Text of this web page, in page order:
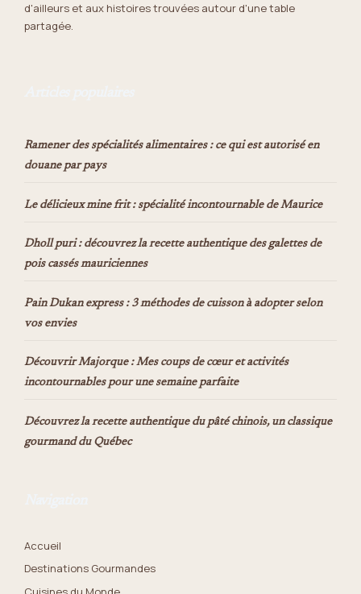
d'ailleurs et aux histoires trouvées autour d'une table
partagée.
Ramener des spécialités alimentaires : ce qui est autorisé en
douane par pays
Le délicieux mine frit : spécialité incontournable de Maurice
Dholl puri : découvrez la recette authentique des galettes de
pois cassés mauriciennes
Pain Dukan express : 3 méthodes de cuisson à adopter selon
vos envies
Découvrir Majorque : Mes coups de cœur et activités
incontournables pour une semaine parfaite
Découvrez la recette authentique du pâté chinois, un classique
gourmand du Québec
Accueil
Destinations Gourmandes